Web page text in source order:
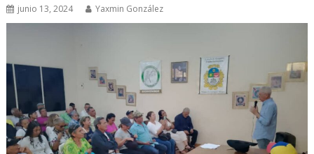
junio 13, 2024 Yaxmin González